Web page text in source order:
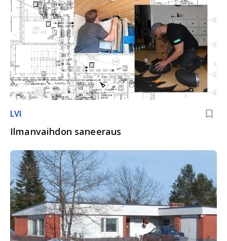
LVI
Ilmanvaihdon saneeraus